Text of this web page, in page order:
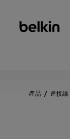
產品 連接線